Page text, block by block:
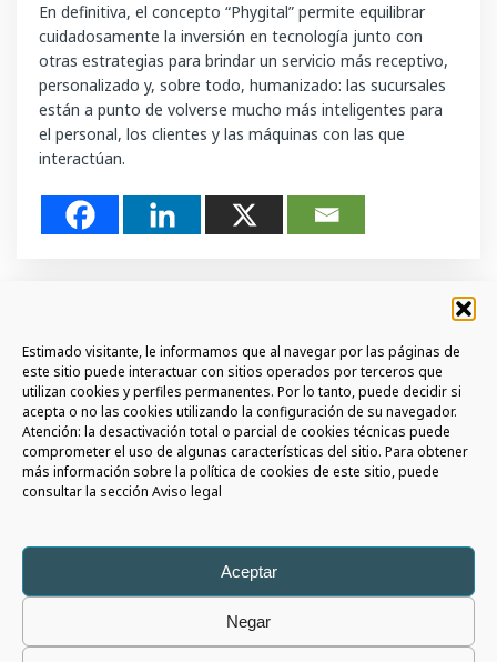
Estimado visitante, le informamos que al navegar por las páginas de
este sitio puede interactuar con sitios operados por terceros que
utilizan cookies y perfiles permanentes. Por lo tanto, puede decidir si
acepta o no las cookies utilizando la configuración de su navegador.
Atención: la desactivación total o parcial de cookies técnicas puede
comprometer el uso de algunas características del sitio. Para obtener
más información sobre la política de cookies de este sitio, puede
consultar la sección Aviso legal
Aceptar
Negar
En definitiva, el concepto “Phygital” permite equilibrar
cuidadosamente la inversión en tecnología junto con
otras estrategias para brindar un servicio más receptivo,
personalizado y, sobre todo, humanizado: las sucursales
están a punto de volverse mucho más inteligentes para
el personal, los clientes y las máquinas con las que
interactúan.
SUSCRÍBETE A LA NEWSLETTER
ÚNETE A LA COMMUNITY AURIGA
Auriga SpaCopyright © 2026 - All rights reserved |Aviso Legal|